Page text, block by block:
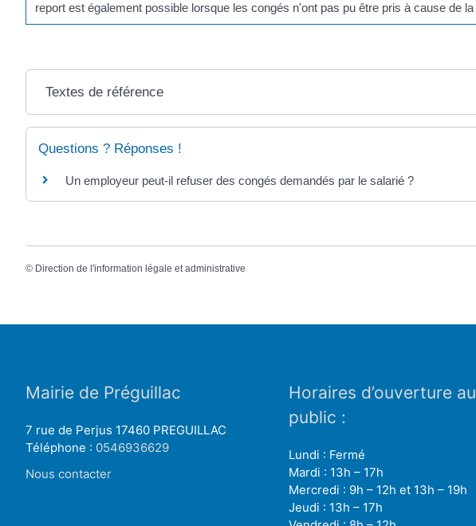
report est également possible lorsque les congés n'ont pas pu être pris à cause de la
Textes de référence
Questions ? Réponses !
Un employeur peut-il refuser des congés demandés par le salarié ?
© Direction de l'information légale et administrative
Mairie de Préguillac
7 rue de Perjus 17460 PREGUILLAC
Téléphone : 0546936629
Nous contacter
Horaires d’ouverture au
public :
Lundi : Fermé
Mardi : 13h – 17h
Mercredi : 9h – 12h et 13h – 19h
Jeudi : 13h – 17h